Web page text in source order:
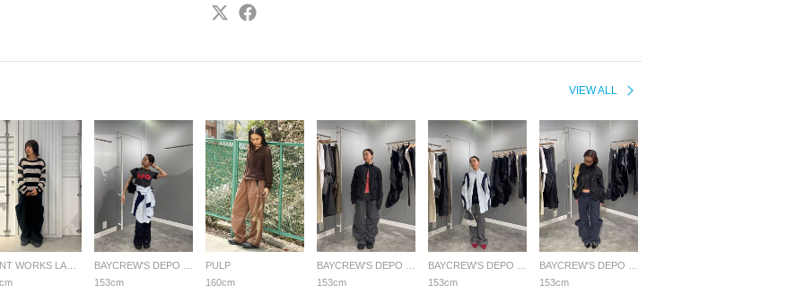
VIEW ALL
153cm
PULP
160cm
153cm
153cm
153cm